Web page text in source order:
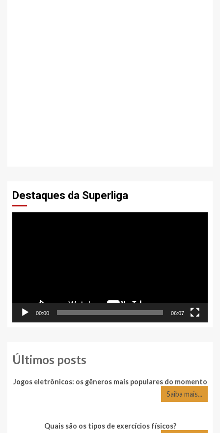
Destaques da Superliga
00:00 06:07
Últimos posts
Jogos eletrônicos: os gêneros mais populares do momento
Saiba mais...
Quais são os tipos de exercícios físicos?